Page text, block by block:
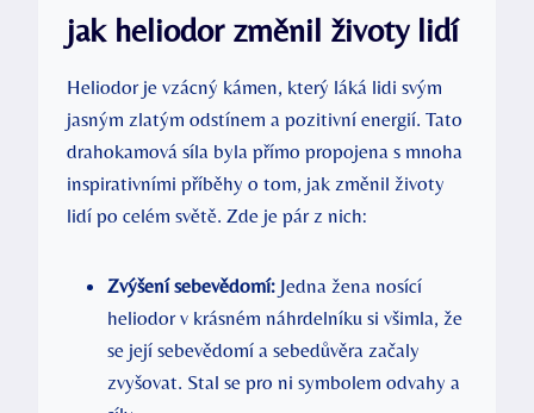
jak heliodor změnil životy lidí
Heliodor je vzácný kámen, který láká lidi svým
jasným zlatým odstínem a pozitivní energií. Tato
drahokamová síla byla přímo propojena s mnoha
inspirativními příběhy o tom, jak změnil životy
lidí po celém světě. Zde je pár z nich:
Zvýšení sebevědomí: Jedna žena nosící
heliodor v krásném náhrdelníku si všimla, že
se její sebevědomí a sebedůvěra začaly
zvyšovat. Stal se pro ni symbolem odvahy a